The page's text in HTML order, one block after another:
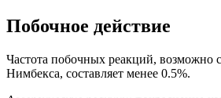
Побочное действие
Частота побочных реакций, возможно
Нимбекса, составляет менее 0.5%.